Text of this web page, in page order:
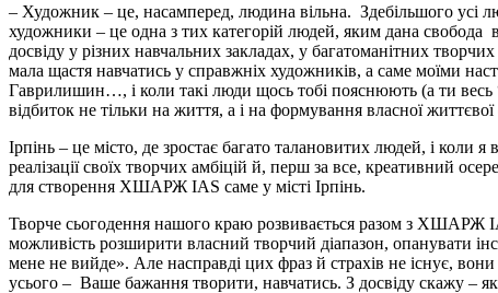
– Художник – це, насамперед, людина вільна. Здебільшого усі
художники – це одна з тих категорій людей, яким дана свобода
досвіду у різних навчальних закладах, у багатоманітних
мала щастя навчатись у справжніх художників, а саме моїми
Гаврилишин…, і коли такі люди щось тобі пояснюють (а ти
відбиток не тільки на життя, а і на формування власної
Ірпінь – це місто, де зростає багато талановитих людей, і коли
реалізації своїх творчих амбіцій й, перш за все, креативний
для створення ХШАРЖ IAS саме у місті Ірпінь.
Творче сьогодення нашого краю розвивається разом з ХШАРЖ
можливість розширити власний творчий діапазон, опанувати
мене не вийде». Але насправді цих фраз й страхів не існує,
усього – Ваше бажання творити, навчатись. З досвіду скажу –